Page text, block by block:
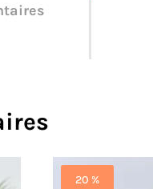
20 %